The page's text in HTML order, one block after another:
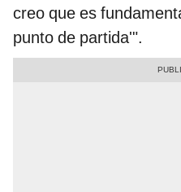
creo que es
punto de partida'".